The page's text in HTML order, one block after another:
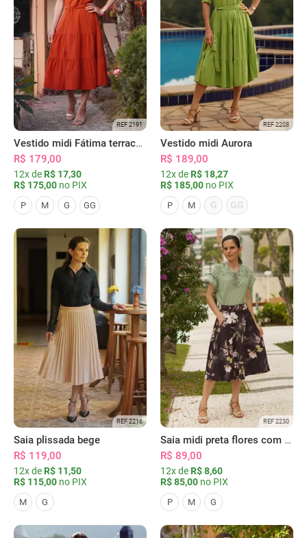
REF 2191
Vestido midi Fátima terracota
R$ 179,00
12x de R$ 17,30
R$ 175,00 no PIX
P M G GG
REF 2208
Vestido midi Aurora
R$ 189,00
12x de R$ 18,27
R$ 185,00 no PIX
P M G GG
REF 2216
Saia plissada bege
R$ 119,00
12x de R$ 11,50
R$ 115,00 no PIX
M G
REF 2230
Saia midi preta flores com bolsos
R$ 89,00
12x de R$ 8,60
R$ 85,00 no PIX
P M G